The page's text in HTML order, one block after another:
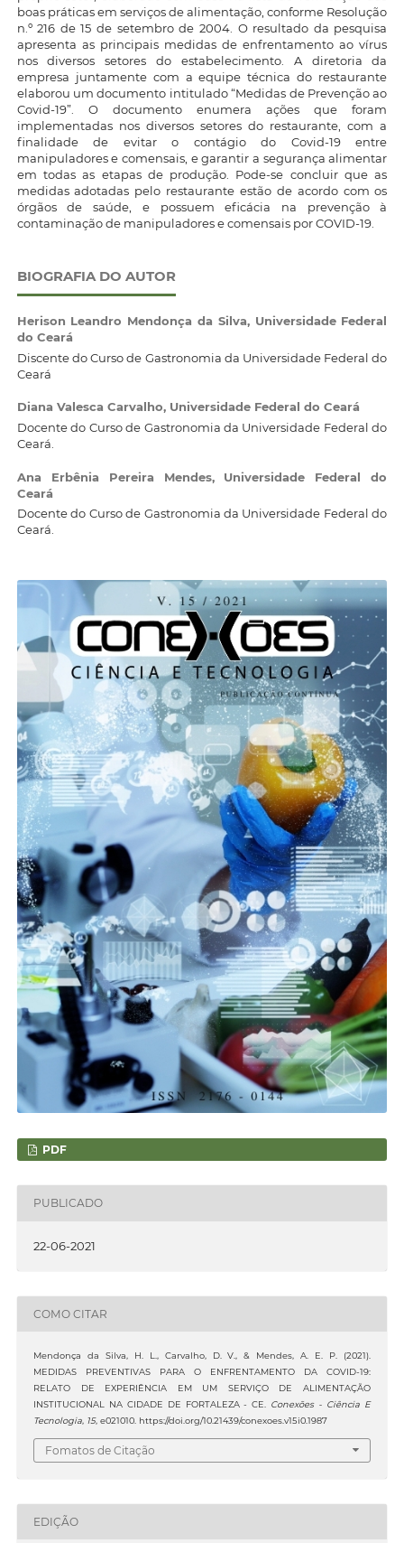
boas práticas em serviços de alimentação, conforme Resolução
n.º 216 de 15 de setembro de 2004. O resultado da pesquisa
apresenta as principais medidas de enfrentamento ao vírus
nos diversos setores do estabelecimento. A diretoria da
empresa juntamente com a equipe técnica do restaurante
elaborou um documento intitulado “Medidas de Prevenção ao
Covid-19”. O documento enumera ações que foram
implementadas nos diversos setores do restaurante, com a
finalidade de evitar o contágio do Covid-19 entre
manipuladores e comensais, e garantir a segurança alimentar
em todas as etapas de produção. Pode-se concluir que as
medidas adotadas pelo restaurante estão de acordo com os
órgãos de saúde, e possuem eficácia na prevenção à
contaminação de manipuladores e comensais por COVID-19.
BIOGRAFIA DO AUTOR
Herison Leandro Mendonça da Silva, Universidade Federal
do Ceará
Discente do Curso de Gastronomia da Universidade Federal do
Ceará
Diana Valesca Carvalho, Universidade Federal do Ceará
Docente do Curso de Gastronomia da Universidade Federal do
Ceará.
Ana Erbênia Pereira Mendes, Universidade Federal do
Ceará
Docente do Curso de Gastronomia da Universidade Federal do
Ceará.
PDF
PUBLICADO
22-06-2021
COMO CITAR
Mendonça da Silva, H. L., Carvalho, D. V., & Mendes, A. E. P. (2021).
MEDIDAS PREVENTIVAS PARA O ENFRENTAMENTO DA COVID-19:
RELATO DE EXPERIÊNCIA EM UM SERVIÇO DE ALIMENTAÇÃO
INSTITUCIONAL NA CIDADE DE FORTALEZA - CE. Conexões - Ciência E
Tecnologia, 15, e021010. https://doi.org/10.21439/conexoes.v15i0.1987
Fomatos de Citação
EDIÇÃO